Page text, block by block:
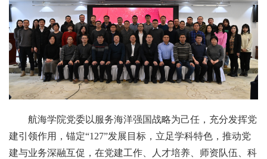
航海学院党委以服务海洋强国战略为己任，充分发挥党
建引领作用，锚定“127”发展目标，立足学科特色，推动党
建与业务深融互促，在党建工作、人才培养、师资队伍、科